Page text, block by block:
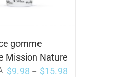
gomme
Mission Nature
$9.98 – $15.98